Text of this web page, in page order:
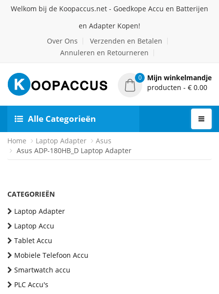
Welkom bij de Koopaccus.net - Goedkope Accu en Batterijen
en Adapter Kopen!
Over Ons
Verzenden en Betalen
Annuleren en Retourneren
0
Mijn winkelmandje
producten - € 0.00
Alle Categorieën
Home Laptop Adapter
Asus
Asus ADP-180HB_D Laptop Adapter
CATEGORIEËN
Laptop Adapter
Laptop Accu
Tablet Accu
Mobiele Telefoon Accu
Smartwatch accu
PLC Accu's